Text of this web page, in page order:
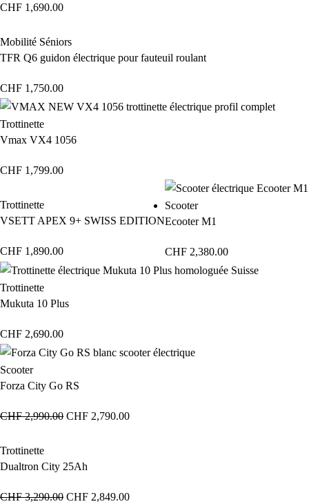
CHF 1,690.00
Mobilité Séniors
TFR Q6 guidon électrique pour fauteuil roulant
CHF 1,750.00
Trottinette
Vmax VX4 1056
CHF 1,799.00
Trottinette
VSETT APEX 9+ SWISS EDITION
CHF 1,890.00
Scooter
Ecooter M1
CHF 2,380.00
Trottinette
Mukuta 10 Plus
CHF 2,690.00
Scooter
Forza City Go RS
CHF2,990.00 CHF 2,790.00
Trottinette
Dualtron City 25Ah
CHF3,290.00 CHF 2,849.00